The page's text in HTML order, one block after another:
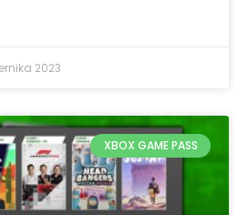
2023
XBOX GAME PASS